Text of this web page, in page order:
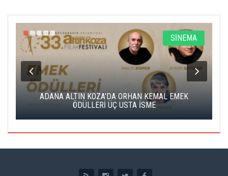
SİNEMA
ADANA ALTIN KOZA'DA ORHAN KEMAL EMEK
ÖDÜLLERİ ÜÇ USTA İSME